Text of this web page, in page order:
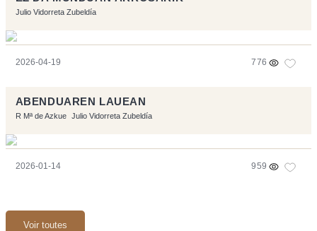
Julio Vidorreta Zubeldía
2026-04-19 776
ABENDUAREN LAUEAN
R Mª de Azkue Julio Vidorreta Zubeldía
2026-01-14 959
Voir toutes